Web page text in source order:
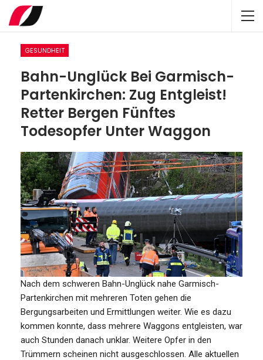
GESUNDHEIT
Bahn-Unglück Bei Garmisch-
Partenkirchen: Zug Entgleist!
Retter Bergen Fünftes
Todesopfer Unter Waggon
Nach dem schweren Bahn-Unglück nahe Garmisch-
Partenkirchen mit mehreren Toten gehen die
Bergungsarbeiten und Ermittlungen weiter. Wie es dazu
kommen konnte, dass mehrere Waggons entgleisten, war
auch Stunden danach unklar. Weitere Opfer in den
Trümmern scheinen nicht ausgeschlossen. Alle aktuellen